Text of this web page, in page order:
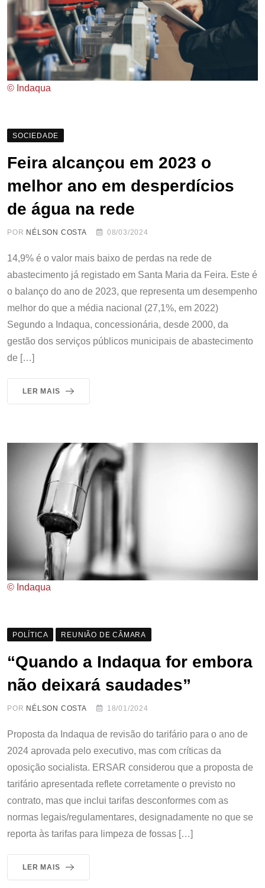
© Indaqua
SOCIEDADE
Feira alcançou em 2023 o
melhor ano em desperdícios
de água na rede
POR NÉLSON COSTA 08/03/2024
14,9% é o valor mais baixo de perdas na rede de
abastecimento já registado em Santa Maria da Feira. Este é
o balanço do ano de 2023, que representa um desempenho
melhor do que a média nacional (27,1%, em 2022)
Segundo a Indaqua, concessionária, desde 2000, da
gestão dos serviços públicos municipais de abastecimento
de […]
LER MAIS
© Indaqua
POLÍTICA REUNIÃO DE CÂMARA
“Quando a Indaqua for embora
não deixará saudades”
POR NÉLSON COSTA 18/01/2024
Proposta da Indaqua de revisão do tarifário para o ano de
2024 aprovada pelo executivo, mas com críticas da
oposição socialista. ERSAR considerou que a proposta de
tarifário apresentada reflete corretamente o previsto no
contrato, mas que inclui tarifas desconformes com as
normas legais/regulamentares, designadamente no que se
reporta às tarifas para limpeza de fossas […]
LER MAIS